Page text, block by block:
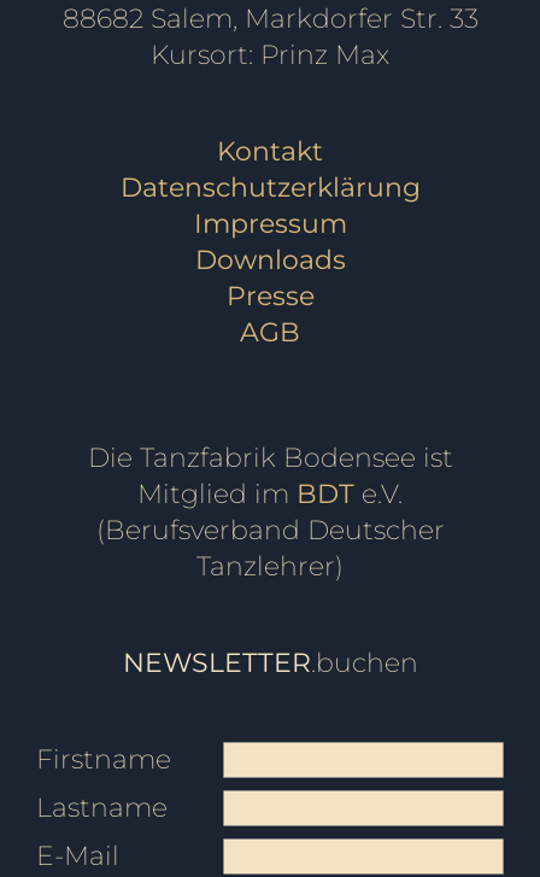
88682 Salem, Markdorfer Str. 33
Kursort: Prinz Max
Kontakt
Datenschutzerklärung
Impressum
Downloads
Presse
AGB
Die Tanzfabrik Bodensee ist
Mitglied im BDT e.V.
(Berufsverband Deutscher
Tanzlehrer)
NEWSLETTER.buchen
Firstname
Lastname
E-Mail